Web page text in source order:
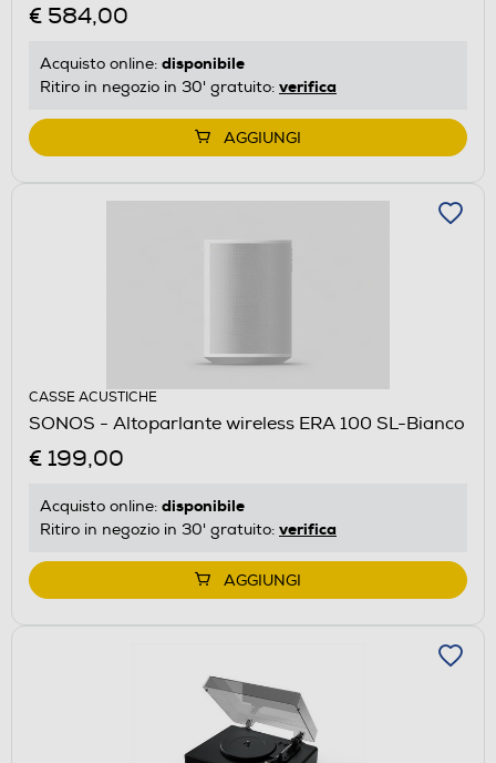
€ 584,00
Acquisto online: disponibile
Ritiro in negozio in 30' gratuito: verifica
AGGIUNGI
CASSE ACUSTICHE
SONOS - Altoparlante wireless ERA 100 SL-Bianco
€ 199,00
Acquisto online: disponibile
Ritiro in negozio in 30' gratuito: verifica
AGGIUNGI